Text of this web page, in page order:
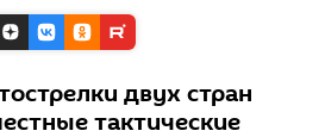
двух стран
тактические